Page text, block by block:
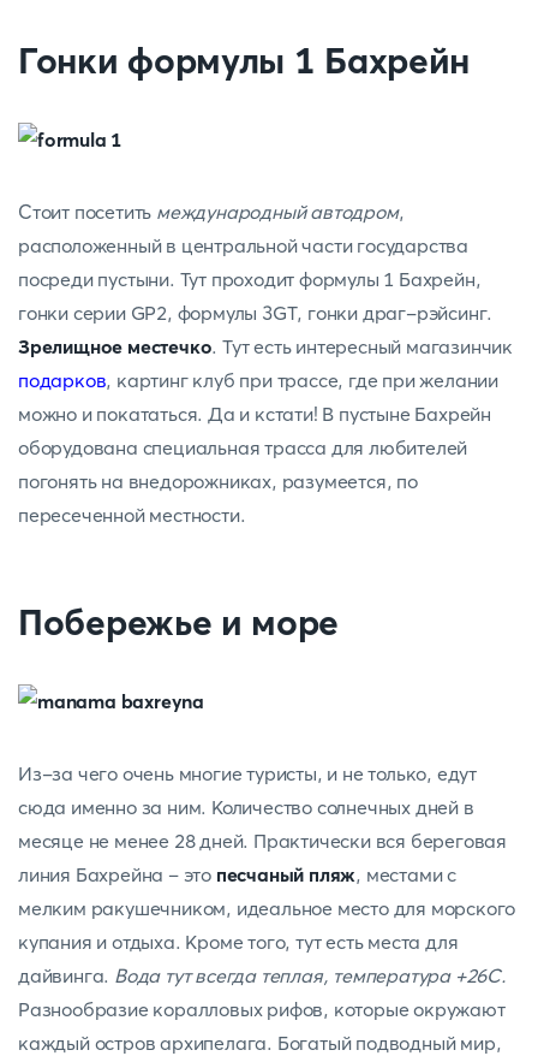
Гонки формулы 1 Бахрейн
Cтоит посетить международный автодром,
расположенный в центральной части государства
посреди пустыни. Тут проходит формулы 1 Бахрейн,
гонки серии GP2, формулы 3GT, гонки драг-рэйсинг.
Зрелищное местечко. Тут есть интересный магазинчик
подарков, картинг клуб при трассе, где при желании
можно и покататься. Да и кстати! В пустыне Бахрейн
оборудована специальная трасса для любителей
погонять на внедорожниках, разумеется, по
пересеченной местности.
Побережье и море
Из-за чего очень многие туристы, и не только, едут
сюда именно за ним. Количество солнечных дней в
месяце не менее 28 дней. Практически вся береговая
линия Бахрейна – это песчаный пляж, местами с
мелким ракушечником, идеальное место для морского
купания и отдыха. Кроме того, тут есть места для
дайвинга. Вода тут всегда теплая, температура +26С.
Разнообразие коралловых рифов, которые окружают
каждый остров архипелага. Богатый подводный мир,